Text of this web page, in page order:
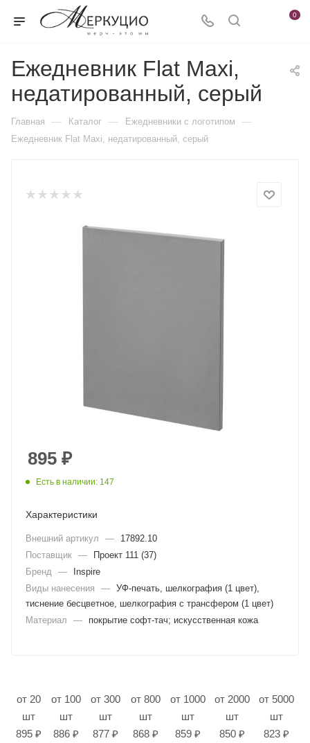
0
Ежедневник Flat Maxi,
недатированный, серый
Главная — Каталог — Ежедневники c логотипом —
Ежедневник Flat Maxi, недатированный, серый
895 ₽
Есть в наличии: 147
Характеристики
Внешний артикул —
17892.10
Поставщик —
Проект 111 (37)
Бренд
—
Inspire
Виды нанесения
— УФ-печать, шелкография (1 цвет),
тиснение бесцветное, шелкография с трансфером (1 цвет)
Материал
— покрытие софт-тач; искусственная кожа
от 20
шт
895 ₽
от 100
шт
886 ₽
от 300
шт
877 ₽
от 800
шт
868 ₽
от 1000
шт
859 ₽
от 2000
шт
850 ₽
от 5000
шт
823 ₽